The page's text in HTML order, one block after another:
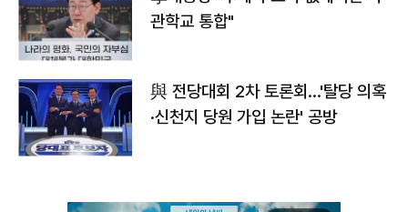
관학교 통합"
與 전당대회 2차 토론회…'탈당 의혹
·신천지 당원 가입 논란' 공방